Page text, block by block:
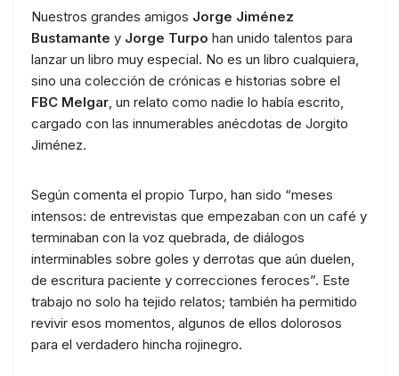
Nuestros grandes amigos Jorge Jiménez
Bustamante y Jorge Turpo han unido talentos para
lanzar un libro muy especial. No es un libro cualquiera,
sino una colección de crónicas e historias sobre el
FBC Melgar, un relato como nadie lo había escrito,
cargado con las innumerables anécdotas de Jorgito
Jiménez.
Según comenta el propio Turpo, han sido “meses
intensos: de entrevistas que empezaban con un café y
terminaban con la voz quebrada, de diálogos
interminables sobre goles y derrotas que aún duelen,
de escritura paciente y correcciones feroces”. Este
trabajo no solo ha tejido relatos; también ha permitido
revivir esos momentos, algunos de ellos dolorosos
para el verdadero hincha rojinegro.